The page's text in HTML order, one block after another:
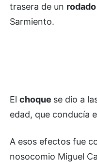
trasera de un rodado
Sarmiento.
El choque se dio a
edad, que conducía
A esos efectos fue
nosocomio Miguel